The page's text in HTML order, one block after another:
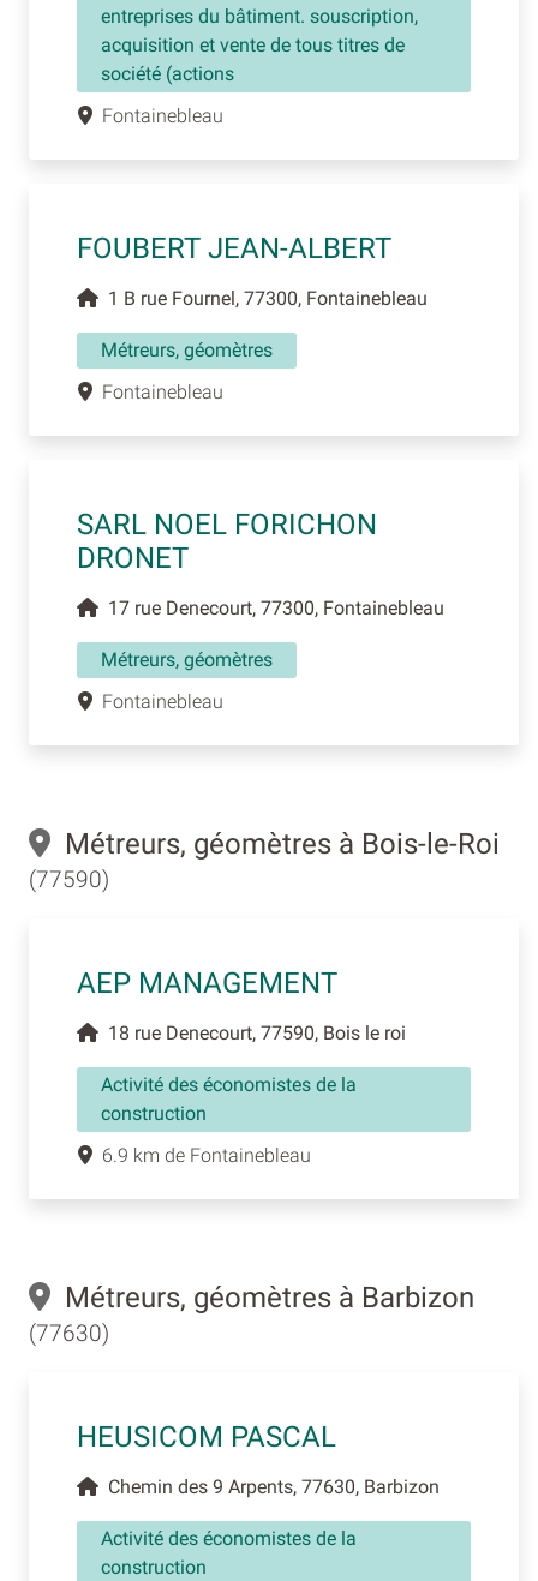
entreprises du bâtiment. souscription,
acquisition et vente de tous titres de
société (actions
Fontainebleau
FOUBERT JEAN-ALBERT
1 B rue Fournel, 77300, Fontainebleau
Métreurs, géomètres
Fontainebleau
SARL NOEL FORICHON
DRONET
17 rue Denecourt, 77300, Fontainebleau
Métreurs, géomètres
Fontainebleau
Métreurs, géomètres à Bois-le-Roi
(77590)
AEP MANAGEMENT
18 rue Denecourt, 77590, Bois le roi
Activité des économistes de la
construction
6.9 km de Fontainebleau
Métreurs, géomètres à Barbizon
(77630)
HEUSICOM PASCAL
Chemin des 9 Arpents, 77630, Barbizon
Activité des économistes de la
construction